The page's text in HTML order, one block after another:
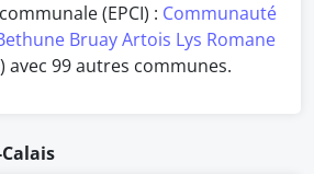
(EPCI) : Communauté
Bruay Artois Lys Romane
avec 99 autres communes.